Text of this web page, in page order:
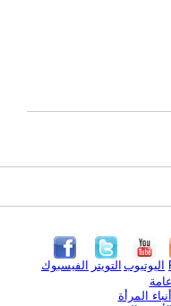
الفيسبوك التويتر اليوتيوب
المرأة